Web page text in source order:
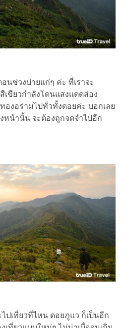
ช่วงบ่ายแก่ๆ ค่ะ ที่เราจะ
ขียวกำลังโดนแสงแดดส่อง
องอร่ามไปทั่วทั้งดอยค่ะ บอกเลย
หน้านั้น จะต้องถูกจดจำไปอีก
เที่ยวที่ไหน ดอยภูแว ก็เป็นอีก